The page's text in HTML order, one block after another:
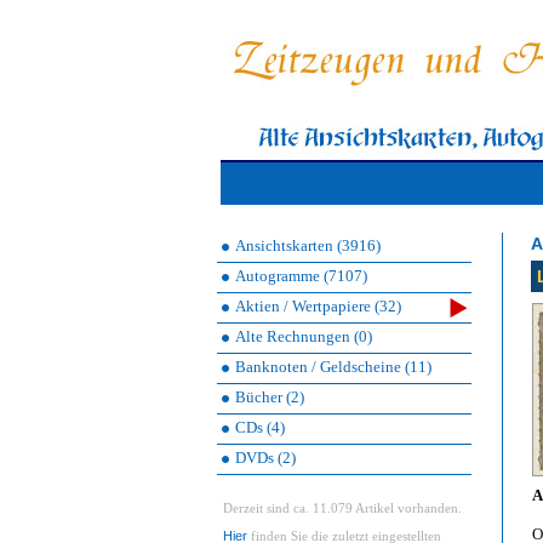
Ansichtskarten (3916)
Autogramme (7107)
Aktien / Wertpapiere (32)
Alte Rechnungen (0)
Banknoten / Geldscheine (11)
Bücher (2)
CDs (4)
DVDs (2)
Derzeit sind ca. 11.079 Artikel vorhanden.
Hier finden Sie die zuletzt eingestellten